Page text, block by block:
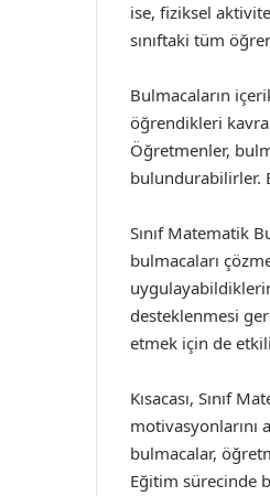
ise, fiziksel
sınıftaki tüm
Bulmacaların
öğrendikleri
Öğretmenler,
bulundurabilirler.
Sınıf Matematik
bulmacaları
desteklenmesi
etmek için de
Kısacası, Sınıf
motivasyonlarını
bulmacalar,
Eğitim sürecinde